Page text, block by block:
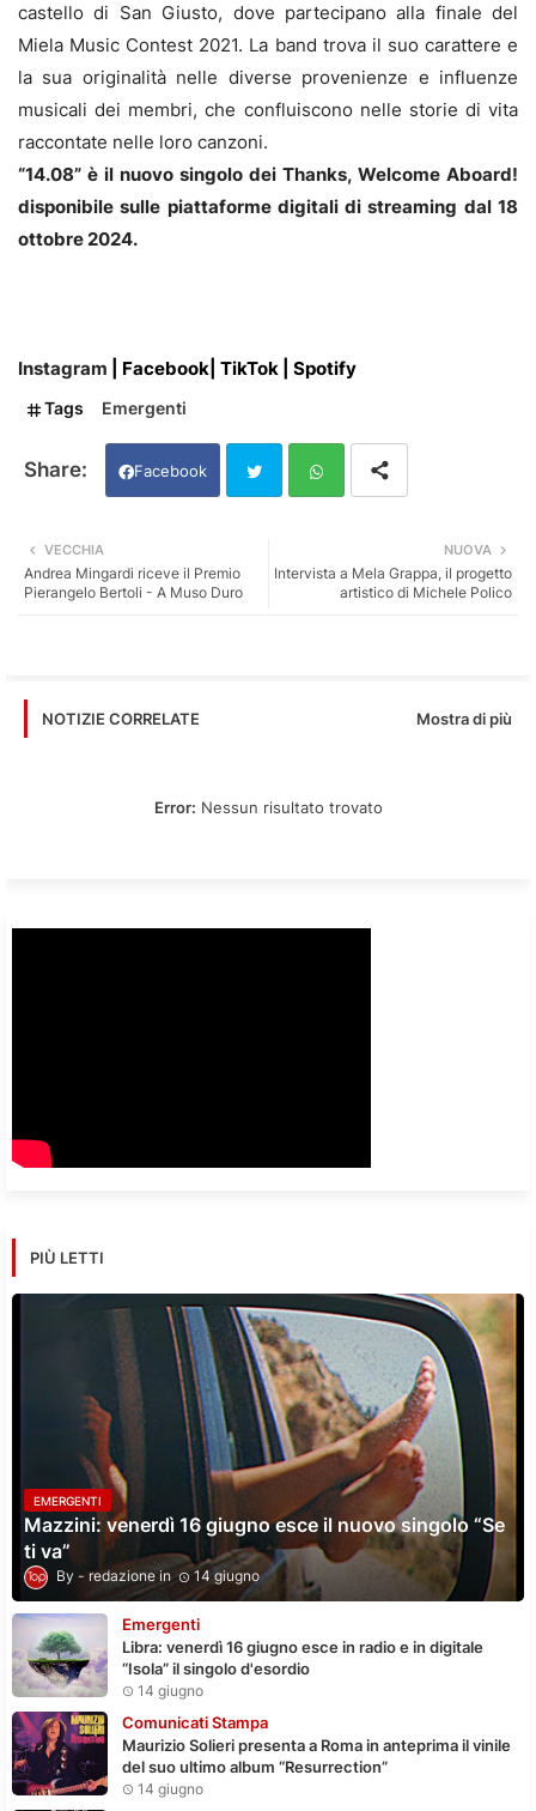
castello di San Giusto, dove partecipano alla finale del
Miela Music Contest 2021. La band trova il suo carattere e
la sua originalità nelle diverse provenienze e influenze
musicali dei membri, che confluiscono nelle storie di vita
raccontate nelle loro canzoni.
“14.08” è il nuovo singolo dei Thanks, Welcome Aboard!
disponibile sulle piattaforme digitali di streaming dal 18
ottobre 2024.
Instagram Facebook TikTok Spotify
Tags Emergenti
Facebook
ats
NUOVA
Intervista a Mela Grappa, il progetto
artistico di Michele Polico
VECCHIA
Andrea Mingardi riceve il Premio
Pierangelo Bertoli - A Muso Duro
NOTIZIE CORRELATE Mostra di più
Error: Nessun risultato trovato
PIÙ LETTI
EMERGENTI
Mazzini: venerdì 16 giugno esce il nuovo singolo “Se
ti va”
redazione 14 giugno
Emergenti
Libra: venerdì 16 giugno esce in radio e in digitale
“Isola” il singolo d'esordio
14 giugno
Comunicati Stampa
Maurizio Solieri presenta a Roma in anteprima il vinile
del suo ultimo album “Resurrection”
14 giugno